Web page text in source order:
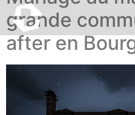
grande
after en